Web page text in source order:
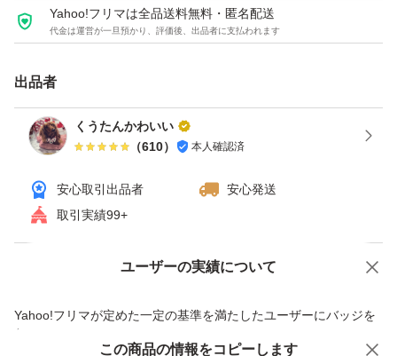
Yahoo!フリマは全品送料無料・匿名配送
代金は運営が一旦預かり、評価後、出品者に支払われます
出品者
くうたんかわいい
（610） 本人確認済
安心取引出品者
安心発送
取引実績99+
ユーザーの実績について
Yahoo!フリマが定めた一定の基準を満たしたユーザーにバッジを
付与しています
価格の相談 商品への質問
この商品の情報をコピーします
この商品をみている人にオススメ